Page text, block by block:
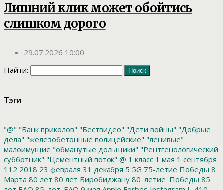
Лишний клик может обойтись
слишком дорого
29.07.2026 10:00
Найти:
Тэги
"@" "Банк приколов" "Бествидео" "Дети войны" "Добрые
дела" "железобетонные полицейские" "ленивые"
малоимущие "обманутые дольщики" "Рентгенологический
субботник" "Цементный поток" @ 1 класс 1 мая 1 сентября
112 2018 23 февраля 31 декабря 5 5G 75-летие Победы 8
Марта 80 лет 80 лет Биробиджану 80_летие_Победы 85